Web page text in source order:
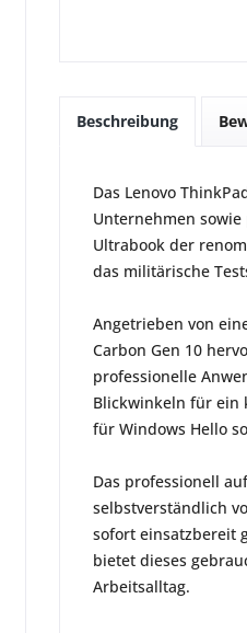
Beschreibung
Das Lenovo
Unternehmen
Ultrabook der
das militärische
Angetrieben von
Carbon Gen 10
professionelle
Blickwinkeln für ein
für Windows Hello
Das professionell
selbstverständlich
sofort einsatzbereit
bietet dieses
Arbeitsalltag.